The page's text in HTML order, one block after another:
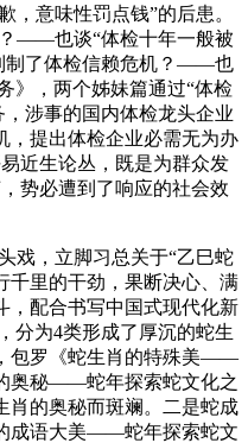
，意味性罚点钱”的后患。
——也谈“体检十年一般被
制了体检信赖危机？——也
》，两个姊妹篇通过“体检
涉事的国内体检龙头企业
，提出体检企业必需无为办
近生论丛，既是为群众发
势必遭到了响应的社会效
，立脚习总关于“乙巳蛇
千里的干劲，果断决心、满
，配合书写中国式现代化新
分为4类形成了厚沉的蛇生
包罗《蛇生肖的特殊美——
奥秘——蛇年探索蛇文化之
肖的奥秘而斑斓。二是蛇成
成语大美——蛇年探索蛇文